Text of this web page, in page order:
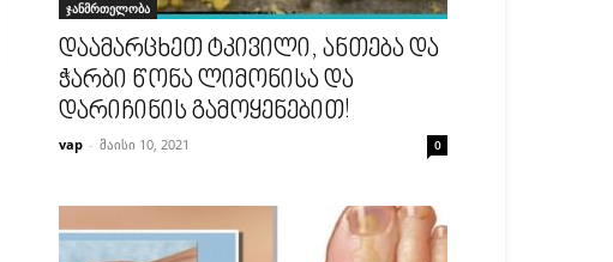
ჯანმრთელობა
დაამარცხეთ ტკივილი, ანთება და
ჭარბი წონა ლიმონისა და
დარიჩინის გამოყენებით!
vap - მაისი 10, 2021 0